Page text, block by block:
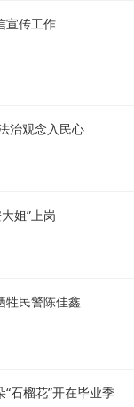
宣传工作
治观念入民心
姐”上岗
牲民警陈佳鑫
石榴花”开在毕业季